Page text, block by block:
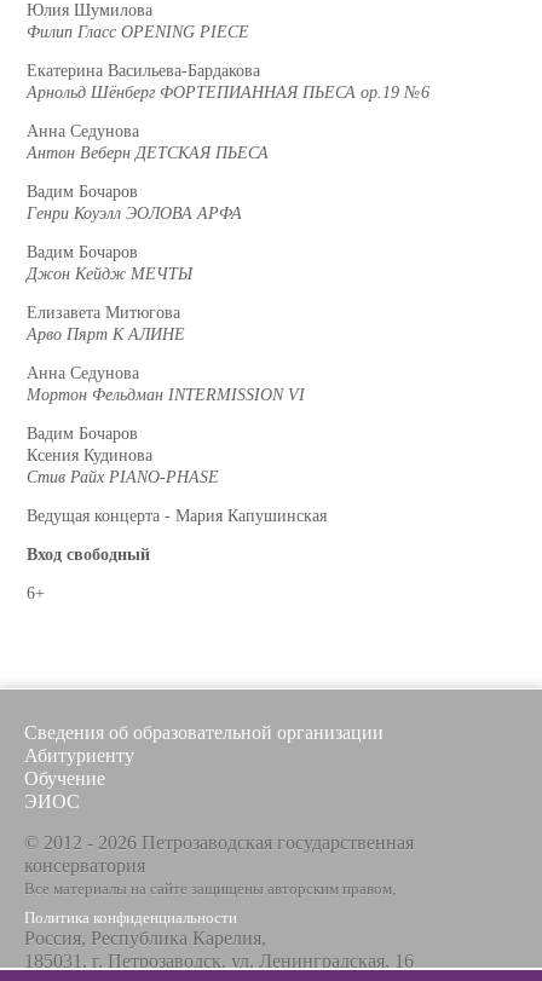
Юлия Шумилова
Филип Гласс OPENING PIECE
Екатерина Васильева-Бардакова
Арнольд Шёнберг ФОРТЕПИАННАЯ ПЬЕСА ор.19 № 6
Анна Седунова
Антон Веберн ДЕТСКАЯ ПЬЕСА
Вадим Бочаров
Генри Коуэлл ЭОЛОВА АРФА
Вадим Бочаров
Джон Кейдж МЕЧТЫ
Елизавета Митюгова
Арво Пярт К АЛИНЕ
Анна Седунова
Мортон Фельдман INTERMISSION VI
Вадим Бочаров
Ксения Кудинова
Стив Райх PIANO-PHASE
Ведущая концерта - Мария Капушинская
Вход свободный
6+
Сведения об образовательной организации
Абитуриенту
Обучение
ЭИОС
© 2012 - 2026 Петрозаводская государственная
консерватория
Все материалы на сайте защищены авторским правом,
Политика конфиденциальности
Россия, Республика Карелия,
185031, г. Петрозаводск, ул. Ленинградская, 16